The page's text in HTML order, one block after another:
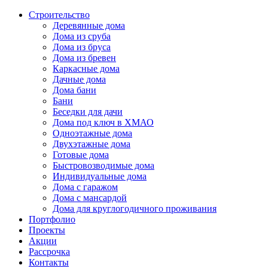
Строительство
Деревянные дома
Дома из сруба
Дома из бруса
Дома из бревен
Каркасные дома
Дачные дома
Дома бани
Бани
Беседки для дачи
Дома под ключ в ХМАО
Одноэтажные дома
Двухэтажные дома
Готовые дома
Быстровозводимые дома
Индивидуальные дома
Дома с гаражом
Дома с мансардой
Дома для круглогодичного проживания
Портфолио
Проекты
Акции
Рассрочка
Контакты